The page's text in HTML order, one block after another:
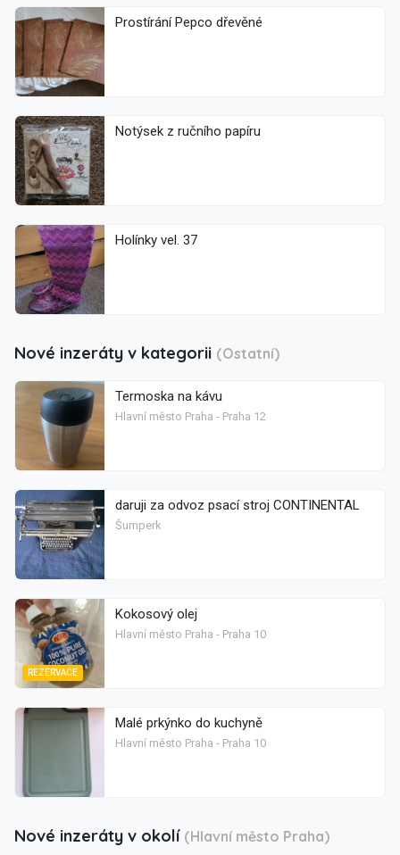
Prostírání Pepco dřevěné
Notýsek z ručního papíru
Holínky vel. 37
Nové inzeráty v kategorii (Ostatní)
Termoska na kávu
Hlavní město Praha - Praha 12
daruji za odvoz psací stroj CONTINENTAL
Šumperk
REZERVACE
Kokosový olej
Hlavní město Praha - Praha 10
Malé prkýnko do kuchyně
Hlavní město Praha - Praha 10
Nové inzeráty v okolí (Hlavní město Praha)